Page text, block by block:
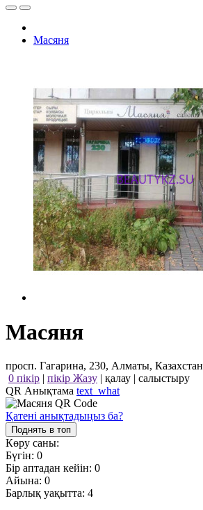
Масяня
Масяня
просп. Гагарина, 230, Алматы, Казахстан
0 пікір | пікір Жазу | қалау | салыстыру
QR Анықтама text_what
Қатені анықтадыңыз ба?
Поднять в топ
Көру саны:
Бүгін: 0
Бір аптадан кейін: 0
Айына: 0
Барлық уақытта: 4